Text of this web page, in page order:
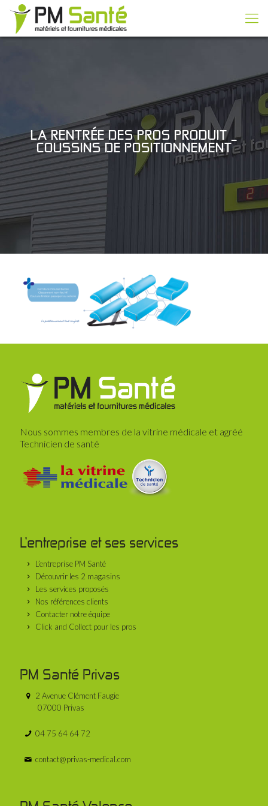
LA RENTRÉE DES PROS PRODUIT _
COUSSINS DE POSITIONNEMENT
Nous sommes membres de la vitrine médicale et agréé
Technicien de santé
L’entreprise et ses services
L’entreprise PM Santé
Découvrir les 2 magasins
Les services proposés
Nos références clients
Contacter notre équipe
Click and Collect pour les pros
PM Santé Privas
2 Avenue Clément Faugie
07000 Privas
04 75 64 64 72
contact@privas-medical.com